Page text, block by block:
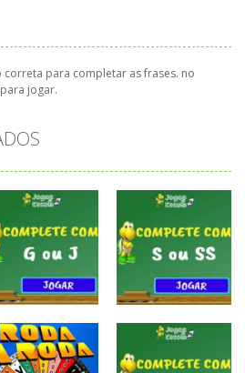
correta para completar as frases. no
jogar.
e
Atividades
Português e
Matemática